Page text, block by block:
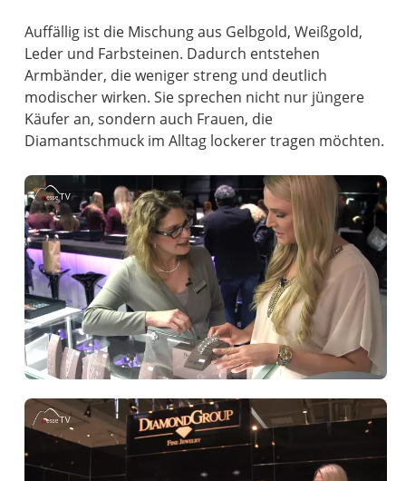
Auffällig ist die Mischung aus Gelbgold, Weißgold,
Leder und Farbsteinen. Dadurch entstehen
Armbänder, die weniger streng und deutlich
modischer wirken. Sie sprechen nicht nur jüngere
Käufer an, sondern auch Frauen, die
Diamantschmuck im Alltag lockerer tragen möchten.